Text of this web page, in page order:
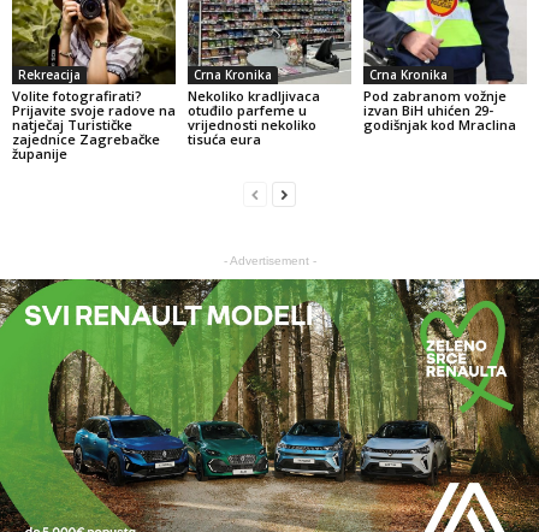
Rekreacija
Volite fotografirati?
Prijavite svoje radove na
natječaj Turističke
zajednice Zagrebačke
županije
Crna Kronika
Nekoliko kradljivaca
otuđilo parfeme u
vrijednosti nekoliko
tisuća eura
Crna Kronika
Pod zabranom vožnje
izvan BiH uhićen 29-
godišnjak kod Mraclina
- Advertisement -